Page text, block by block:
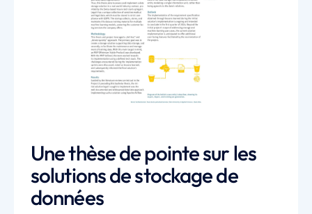
Une thèse de pointe sur les
solutions de stockage de
données